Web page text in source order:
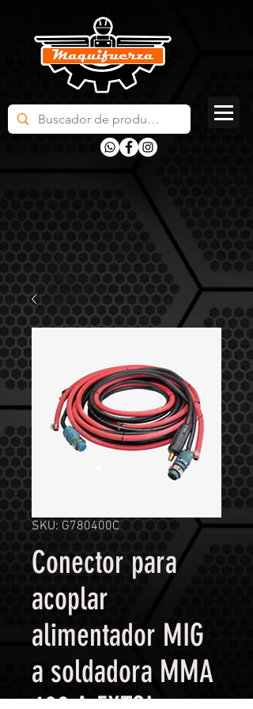
SKU: G780400C
Conector para
acoplar
alimentador MIG
a soldadora MMA